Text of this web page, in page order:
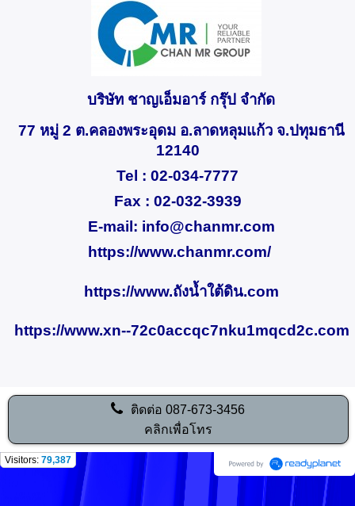
บริษัท ชาญเอ็มอาร์ กรุ๊ป จำกัด
77 หมู่ 2 ต.คลองพระอุดม อ.ลาดหลุมแก้ว จ.ปทุมธานี
12140
Tel : 02-034-7777
Fax : 02-032-3939
E-mail: info@chanmr.com
https://www.chanmr.com/
https://www.ถังน้ำใต้ดิน.com
https://www.xn--72c0accqc7nku1mqcd2c.com
ติดต่อ087-673-3456
คลิกเพื่อโทร
Visitors: 79,387